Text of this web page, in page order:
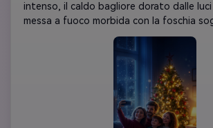
intenso, il caldo bagliore dorato dalle
messa a fuoco morbida con la foschia
nevicata dolce e la trama del film
Mantieni tutte le persone e le loro
inalterate: esalta solo il magico umore
Natale con ombre più ricche e aloni di